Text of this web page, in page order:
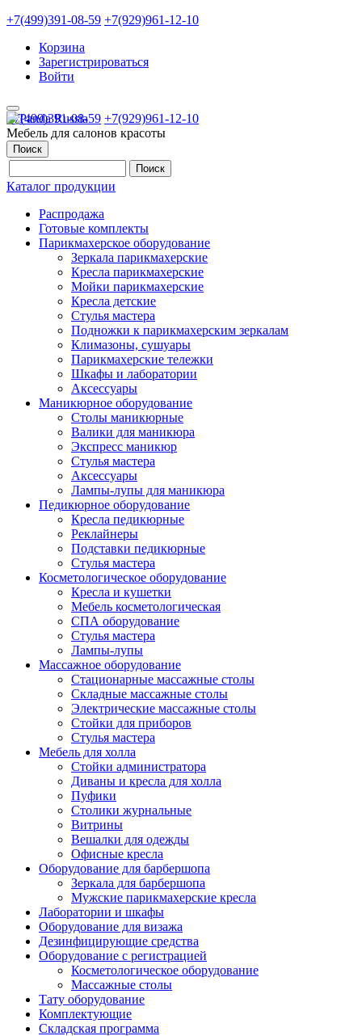
+7(499)391-08-59 +7(929)961-12-10
Корзина
Зарегистрироваться
Войти
+7(499)391-08-59 +7(929)961-12-10
Мебель для салонов красоты
Поиск
Каталог продукции
Распродажа
Готовые комплекты
Парикмахерское оборудование
Зеркала парикмахерские
Кресла парикмахерские
Мойки парикмахерские
Кресла детские
Стулья мастера
Подножки к парикмахерским зеркалам
Климазоны, сушуары
Парикмахерские тележки
Шкафы и лаборатории
Аксессуары
Маникюрное оборудование
Столы маникюрные
Валики для маникюра
Экспресс маникюр
Стулья мастера
Аксессуары
Лампы-лупы для маникюра
Педикюрное оборудование
Кресла педикюрные
Реклайнеры
Подставки педикюрные
Стулья мастера
Косметологическое оборудование
Кресла и кушетки
Мебель косметологическая
СПА оборудование
Стулья мастера
Лампы-лупы
Массажное оборудование
Стационарные массажные столы
Складные массажные столы
Электрические массажные столы
Стойки для приборов
Стулья мастера
Мебель для холла
Стойки администратора
Диваны и кресла для холла
Пуфики
Столики журнальные
Витрины
Вешалки для одежды
Офисные кресла
Оборудование для барбершопа
Зеркала для барбершопа
Мужские парикмахерские кресла
Лаборатории и шкафы
Оборудование для визажа
Дезинфицирующие средства
Оборудование с регистрацией
Косметологическое оборудование
Массажные столы
Тату оборудование
Комплектующие
Складская программа